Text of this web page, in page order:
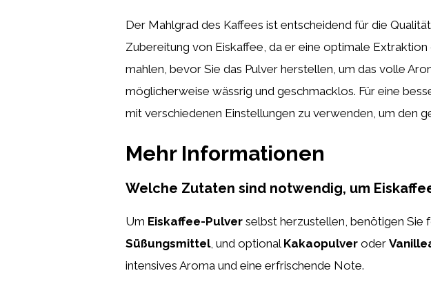
Der Mahlgrad des Kaffees ist entscheidend für die
Zubereitung von Eiskaffee, da er eine optimale
mahlen, bevor Sie das Pulver herstellen, um das volle
möglicherweise wässrig und geschmacklos. Für eine
mit verschiedenen Einstellungen zu verwenden, um den
Mehr Informationen
Welche Zutaten sind notwendig, um
Um Eiskaffee-Pulver selbst herzustellen, benötigen Sie
Süßungsmittel, und optional Kakaopulver oder
intensives Aroma und eine erfrischende Note.